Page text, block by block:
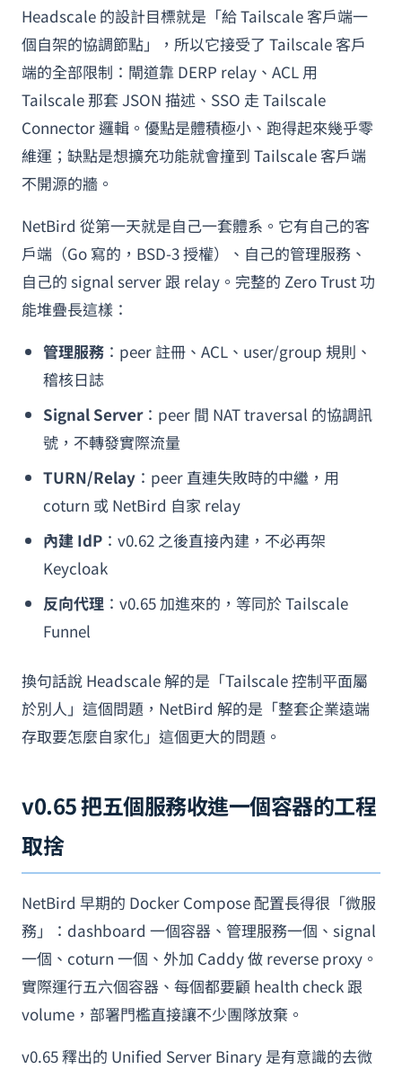
Headscale 的設計目標就是「給 Tailscale 客戶端一
個自架的協調節點」，所以它接受了 Tailscale 客戶
端的全部限制：閘道靠 DERP relay、ACL 用
Tailscale 那套 JSON 描述、SSO 走 Tailscale
Connector 邏輯。優點是體積極小、跑得起來幾乎零
維運；缺點是想擴充功能就會撞到 Tailscale 客戶端
不開源的牆。
NetBird 從第一天就是自己一套體系。它有自己的客
戶端（Go 寫的，BSD-3 授權）、自己的管理服務、
自己的 signal server 跟 relay。完整的 Zero Trust 功
能堆疊長這樣：
管理服務 ：peer 註冊、ACL、user/group 規則、
稽核日誌
Signal Server：peer 間 NAT traversal 的協調訊
號，不轉發實際流量
TURN/Relay ：peer 直連失敗時的中繼，用
coturn 或 NetBird 自家 relay
內建 IdP ：v0.62 之後直接內建，不必再架
Keycloak
反向代理 ：v0.65 加進來的，等同於 Tailscale
Funnel
換句話說 Headscale 解的是「Tailscale 控制平面屬
於別人」這個問題，NetBird 解的是「整套企業遠端
存取要怎麼自家化」這個更大的問題。
v0.65 把五個服務收進一個容器的工程
取捨
NetBird 早期的 Docker Compose 配置長得很「微服
務」：dashboard 一個容器、管理服務一個、signal
一個、coturn 一個、外加 Caddy 做 reverse proxy。
實際運行五六個容器、每個都要顧 health check 跟
volume，部署門檻直接讓不少團隊放棄。
v0.65 釋出的 Unified Server Binary 是有意識的去微